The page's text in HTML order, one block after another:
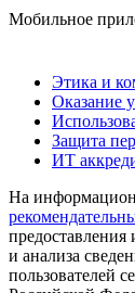
Мобильное
Этика и
Оказание
Защита
ИТ
На
предоставления
и анализа
пользователей